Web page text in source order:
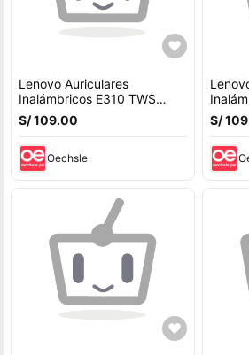
Lenovo Auriculares
Inalámbricos E310 TWS
Bluetooth 5.3 ENC USB-C
Negro - GXD1Q65146
S/ 109.00
Oechsle
S/